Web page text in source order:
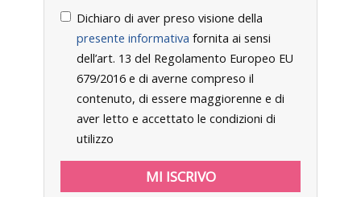
Dichiaro di aver preso visione della
presente informativa fornita ai sensi
dell’art. 13 del Regolamento Europeo EU
679/2016 e di averne compreso il
contenuto, di essere maggiorenne e di
aver letto e accettato le condizioni di
utilizzo